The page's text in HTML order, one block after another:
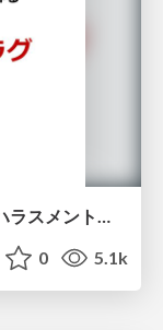
ハラスメント研修用カードゲーム「ハラスメントフラグカード」
0 5.1k